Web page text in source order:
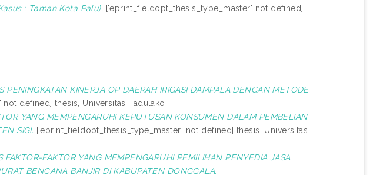
: Taman Kota Palu). ['eprint_fieldopt_thesis_type_master' not defined]
PENINGKATAN KINERJA OP DAERAH IRIGASI DAMPALA DENGAN METODE
defined] thesis, Universitas Tadulako.
YANG MEMPENGARUHI KEPUTUSAN KONSUMEN DALAM PEMBELIAN
SIGI. ['eprint_fieldopt_thesis_type_master' not defined] thesis, Universitas
FAKTOR-FAKTOR YANG MEMPENGARUHI PEMILIHAN PENYEDIA JASA
BENCANA BANJIR DI KABUPATEN DONGGALA.